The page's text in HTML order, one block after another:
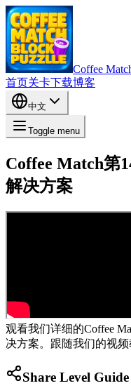
Coffee
首页关卡下载博客
中文
Toggle menu
Coffee Match第
解决方案
观看我们详细的Coffee
决方案。跟随我们的视频
Share Level Guide